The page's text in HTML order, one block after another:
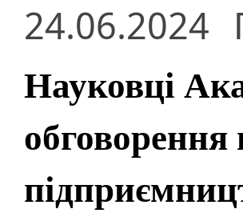
24.06.2024
Науковці
обговорення